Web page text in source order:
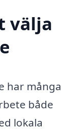
välja
har många
både
lokala